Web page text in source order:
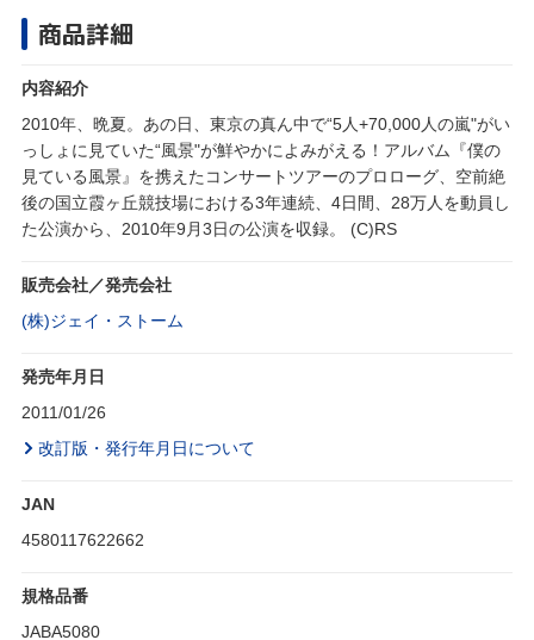
商品詳細
内容紹介
2010年、晩夏。あの日、東京の真ん中で“5人+70,000人の嵐"がい
っしょに見ていた“風景"が鮮やかによみがえる！アルバム『僕の
見ている風景』を携えたコンサートツアーのプロローグ、空前絶
後の国立霞ヶ丘競技場における3年連続、4日間、28万人を動員し
た公演から、2010年9月3日の公演を収録。 (C)RS
販売会社／発売会社
(株)ジェイ・ストーム
発売年月日
2011/01/26
改訂版・発行年月日について
JAN
4580117622662
規格品番
JABA5080